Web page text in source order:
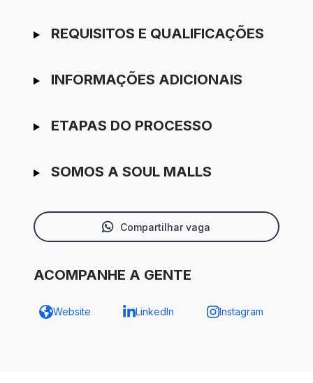
REQUISITOS E QUALIFICAÇÕES
INFORMAÇÕES ADICIONAIS
ETAPAS DO PROCESSO
SOMOS A SOUL MALLS
Compartilhar vaga
ACOMPANHE A GENTE
Website LinkedIn Instagram